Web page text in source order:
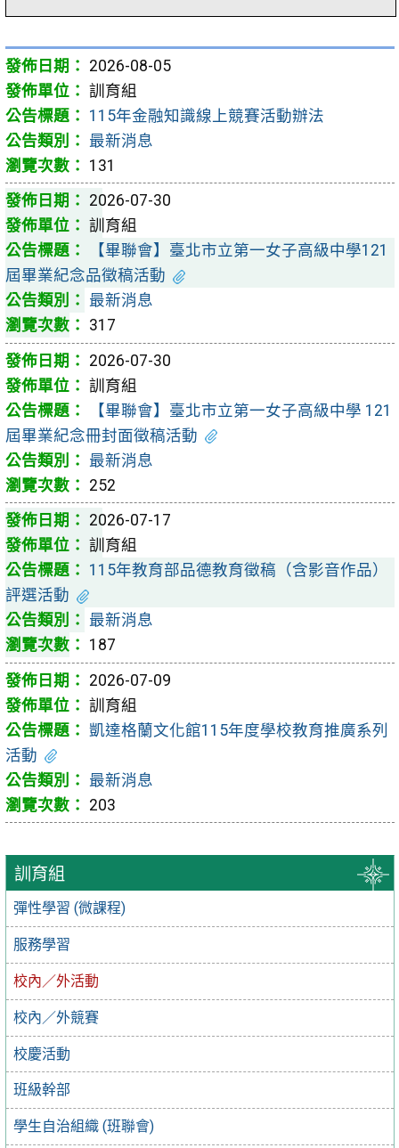
訓育組
彈性學習 (微課程)
服務學習
校內／外活動
校內／外競賽
校慶活動
班級幹部
學生自治組織 (班聯會)
2026-08-05
訓育組
115年金融知識線上競賽活動辦法
最新消息
131
2026-07-30
訓育組
【畢聯會】臺北市立第一女子高級中學121
屆畢業紀念品徵稿活動
最新消息
317
2026-07-30
訓育組
【畢聯會】臺北市立第一女子高級中學 121
屆畢業紀念冊封面徵稿活動
最新消息
252
2026-07-17
訓育組
115年教育部品德教育徵稿（含影音作品）
評選活動
最新消息
187
2026-07-09
訓育組
凱達格蘭文化館115年度學校教育推廣系列
活動
最新消息
203